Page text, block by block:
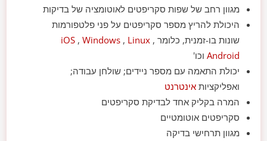
מגוון רחב של שפות סקריפטים לאוטומציה של בדיקות
היכולת להריץ מספר סקריפטים על פני פלטפורמות
שונות בו-זמנית, כלומר
iOS, Windows, Linux,
Android וכו'
יכולת התאמה עם מספר ניידים; שולחן עבודה;
ואפליקציותאינטרנט
המרה בקליק אחד לבדיקת סקריפטים
סקריפטים אוטומטיים
מגוון תרחישי בדיקה